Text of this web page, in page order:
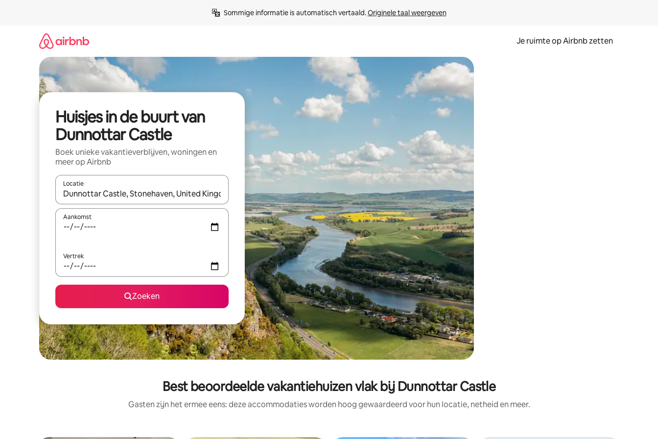
Sommige informatie is automatisch vertaald. Originele taal weergeven
Je ruimte op Airbnb zetten
Huisjes in de buurt van
Dunnottar Castle
Boek unieke vakantieverblijven, woningen en
meer op Airbnb
Locatie
Wanneer er suggesties beschikbaar zijn, maak je een keuze met je de pijltjestoetsen omhoog en omlaag, óf door te tikken of swipen.
Aankomst
Vertrek
Zoeken
Best beoordeelde vakantiehuizen vlak bij Dunnottar Castle
Gasten zijn het ermee eens: deze accommodaties worden hoog gewaardeerd voor hun locatie, netheid en meer.